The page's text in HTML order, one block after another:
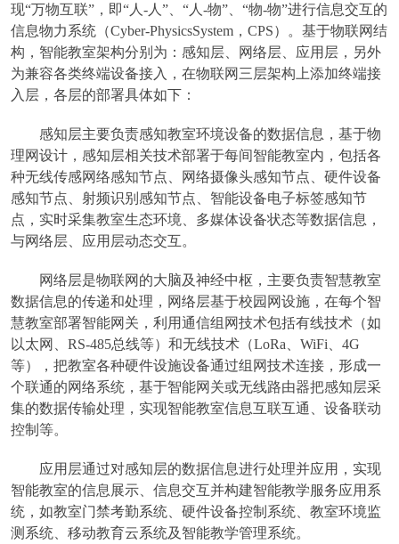
现“万物互联”，即“人-人”、“人-物”、“物-物”进行信息交互的
信息物力系统（Cyber-PhysicsSystem，CPS）。基于物联网结
构，智能教室架构分别为：感知层、网络层、应用层，另外
为兼容各类终端设备接入，在物联网三层架构上添加终端接
入层，各层的部署具体如下：
感知层主要负责感知教室环境设备的数据信息，基于物
理网设计，感知层相关技术部署于每间智能教室内，包括各
种无线传感网络感知节点、网络摄像头感知节点、硬件设备
感知节点、射频识别感知节点、智能设备电子标签感知节
点，实时采集教室生态环境、多媒体设备状态等数据信息，
与网络层、应用层动态交互。
网络层是物联网的大脑及神经中枢，主要负责智慧教室
数据信息的传递和处理，网络层基于校园网设施，在每个智
慧教室部署智能网关，利用通信组网技术包括有线技术（如
以太网、RS-485总线等）和无线技术（LoRa、WiFi、4G
等），把教室各种硬件设施设备通过组网技术连接，形成一
个联通的网络系统，基于智能网关或无线路由器把感知层采
集的数据传输处理，实现智能教室信息互联互通、设备联动
控制等。
应用层通过对感知层的数据信息进行处理并应用，实现
智能教室的信息展示、信息交互并构建智能教学服务应用系
统，如教室门禁考勤系统、硬件设备控制系统、教室环境监
测系统、移动教育云系统及智能教学管理系统。